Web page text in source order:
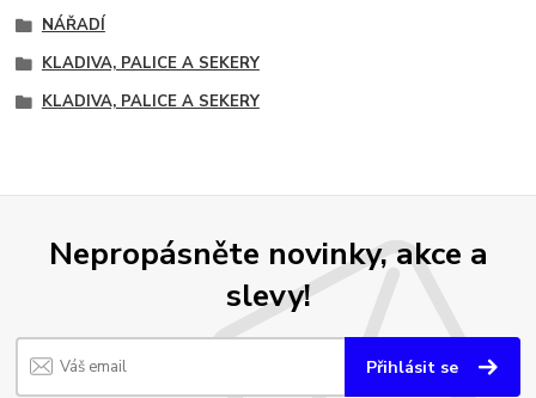
NÁŘADÍ
KLADIVA, PALICE A SEKERY
KLADIVA, PALICE A SEKERY
Nepropásněte novinky, akce a
slevy!
Přihlásit se